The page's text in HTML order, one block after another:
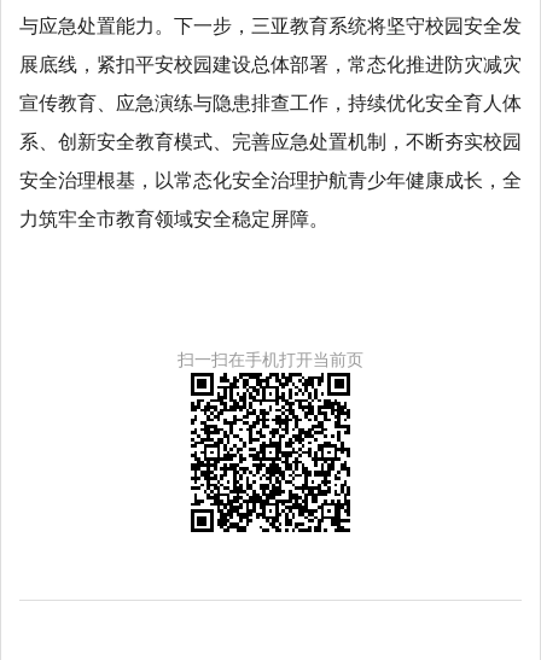
与应急处置能力。下一步，三亚教育系统将坚守校园安全发
展底线，紧扣平安校园建设总体部署，常态化推进防灾减灾
宣传教育、应急演练与隐患排查工作，持续优化安全育人体
系、创新安全教育模式、完善应急处置机制，不断夯实校园
安全治理根基，以常态化安全治理护航青少年健康成长，全
力筑牢全市教育领域安全稳定屏障。
扫一扫在手机打开当前页